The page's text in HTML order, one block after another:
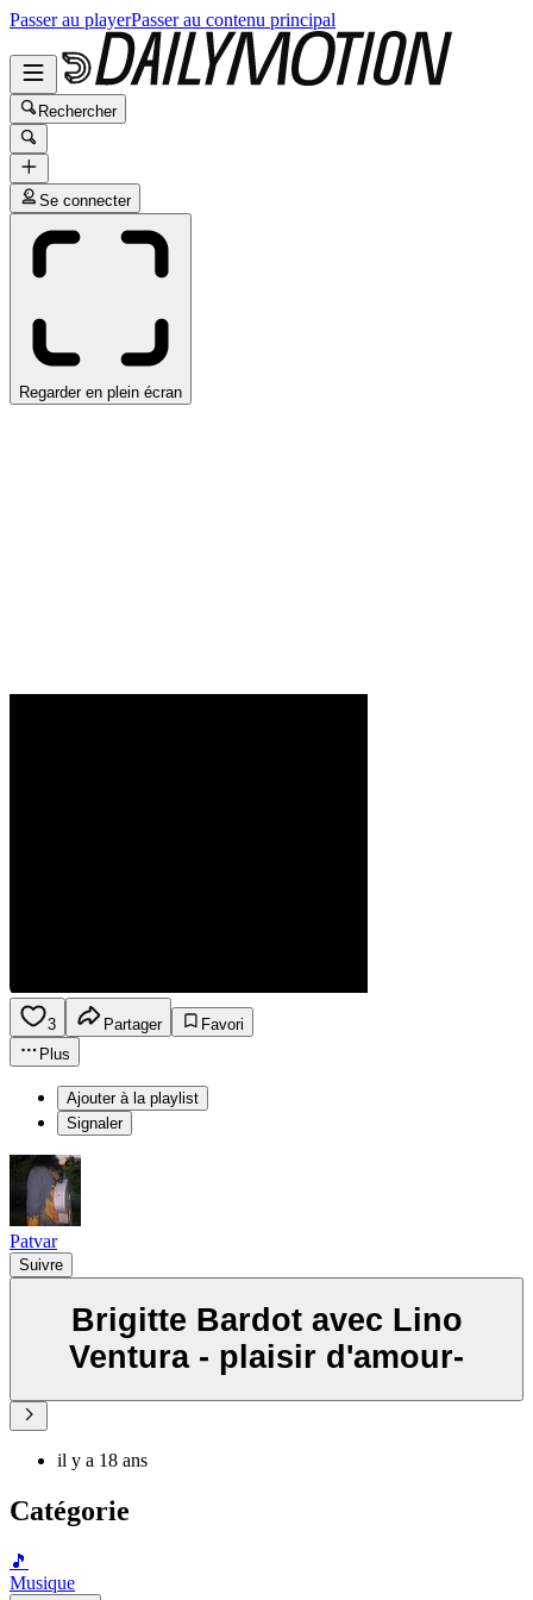
Passer au playerPasser au contenu principal
Rechercher
Se connecter
Regarder en plein écran
3 Partager
Favori
Plus
Ajouter à la playlist
Signaler
Patvar
Suivre
Brigitte Bardot avec Lino
Ventura - plaisir d'amour-
il y a 18 ans
Catégorie
🎵
Musique